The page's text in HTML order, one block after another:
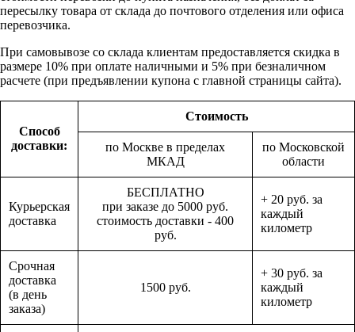
пересылку товара от склада до почтового отделения или офиса
перевозчика.
При самовывозе со склада клиентам предоставляется скидка в
размере 10% при оплате наличными и 5% при безналичном
расчете (при предъявлении купона с главной страницы сайта).
Способ
доставки:
Стоимость
по Москве в пределах
МКАД
по Московской
области
Курьерская
доставка
БЕСПЛАТНО
при заказе до 5000 руб.
стоимость доставки - 400
руб.
+ 20 руб. за
каждый
километр
Срочная
доставка
(в день
заказа)
1500 руб.
+ 30 руб. за
каждый
километр